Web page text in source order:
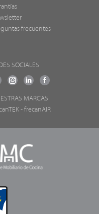
frecuentes
SOCIALES
MARCAS
- frecanAIR